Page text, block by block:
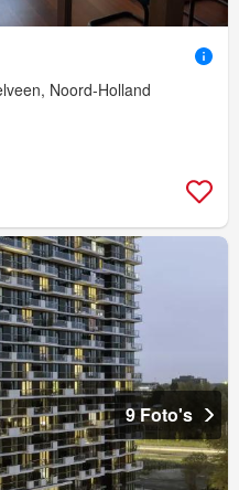
Noord-Holland
9 Foto's